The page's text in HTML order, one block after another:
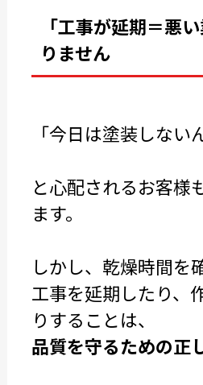
「工事が延期＝悪
りません
「今日は塗装しない
と心配されるお客様
ます。
しかし、乾燥時間を
工事を延期したり、
りすることは、
品質を守るための正